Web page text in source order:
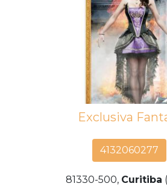
Exclusiva
4132060277
81330-500, Curitiba